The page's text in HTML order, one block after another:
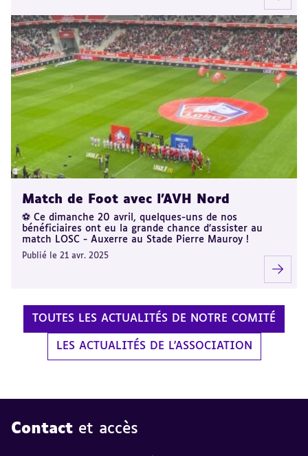
Match de Foot avec l'AVH Nord
⚽️ Ce dimanche 20 avril, quelques-uns de nos
bénéficiaires ont eu la grande chance d’assister au
match LOSC - Auxerre au Stade Pierre Mauroy !
Publié le 21 avr. 2025
TOUTES LES ACTUALITÉS DE NOTRE COMITÉ
LES ACTUALITÉS DE L'ASSOCIATION
Contact et accès